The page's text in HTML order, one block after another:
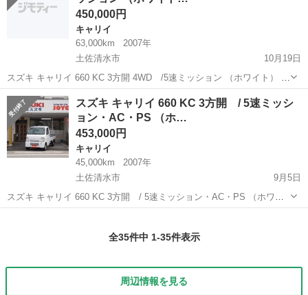
450,000円
キャリイ
63,000km
2007年
土佐清水市
10月19日
スズキ キャリイ 660 KC 3方開 4WD /5速ミッション （ホワイト） ト
ラック 軽自動車 本体価格 450,000円 支払総額 530,000円 年式(初度
登録年):2007(H19) 走行距離:6.3万km...
高知 土佐清水市 キャリイ
スズキ キャリイ 660 KC 3方開 / 5速ミッシ
ョン・AC・PS （ホ…
453,000円
キャリイ
45,000km
2007年
土佐清水市
9月5日
スズキ キャリイ 660 KC 3方開 / 5速ミッション・AC・PS （ホワイ
ト） トラック 軽自動車 本体価格 453,000円 支払総額 530,000円 年
全35件中 1-35件表示
周辺情報を見る